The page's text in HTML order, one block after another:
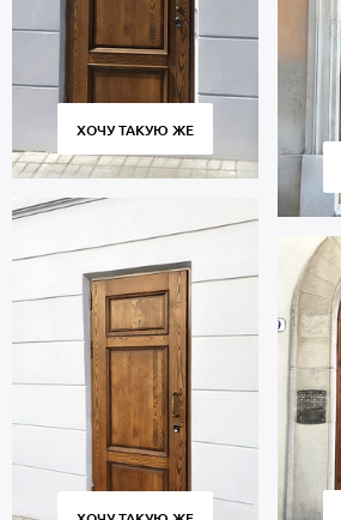
ХОЧУ ТАКУЮ ЖЕ